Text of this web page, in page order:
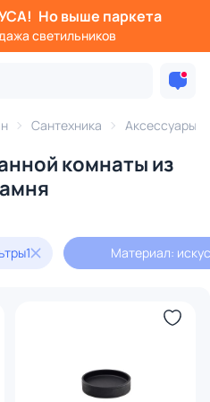
Но выше паркета
светильников
Сантехника Аксессуары
комнаты из
1 Материал:
комнаты
для полотенец для